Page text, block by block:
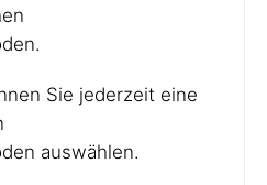
Sie jederzeit eine
auswählen.